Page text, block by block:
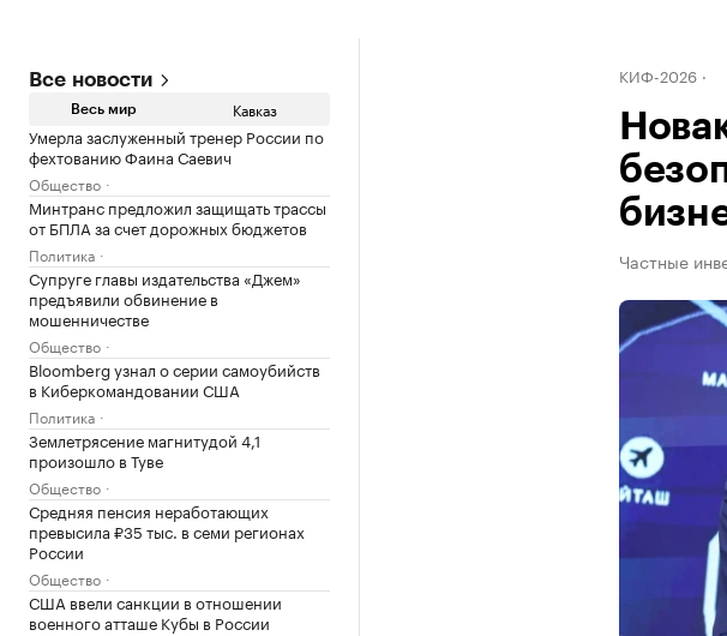
Все новости
Весь мир Кавказ
Умерла заслуженный тренер России по
фехтованию Фаина Саевич
Общество
Минтранс предложил защищать трассы
от БПЛА за счет дорожных бюджетов
Политика
Супруге главы издательства «Джем»
предъявили обвинение в
мошенничестве
Общество
Bloomberg узнал о серии самоубийств
в Киберкомандовании США
Политика
Землетрясение магнитудой 4,1
произошло в Туве
Общество
Средняя пенсия неработающих
превысила ₽35 тыс. в семи регионах
России
Общество
США ввели санкции в отношении
военного атташе Кубы в России
КИФ-2026
Частные